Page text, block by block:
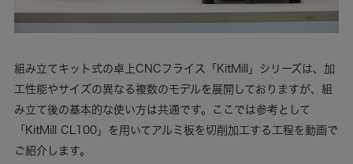
組み立てキット式の卓上CNCフライス「KitMill」シリーズは、加
工性能やサイズの異なる複数のモデルを展開しておりますが、組
み立て後の基本的な使い方は共通です。ここでは参考として
「KitMill CL100」を用いてアルミ板を切削加工する工程を動画で
ご紹介します。